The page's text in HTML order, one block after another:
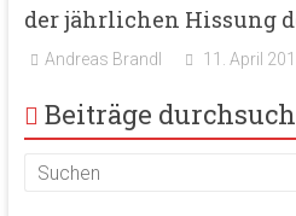
der jährlichen Hissung
Andreas Brandl 11. April
Beiträge